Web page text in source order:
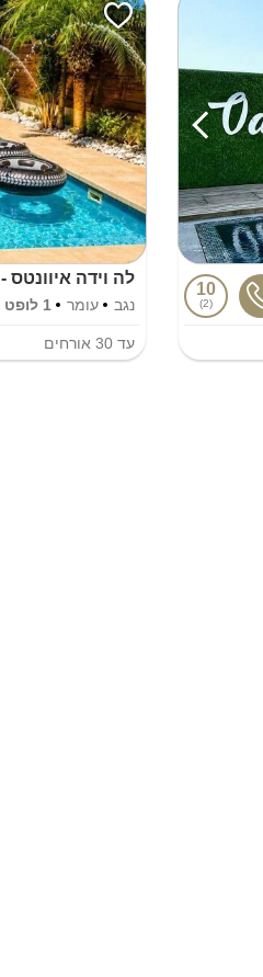
10
2
לה וידה איוונטס - La Vida Events
נגב עומר 1 לופט
עד 30אורחים